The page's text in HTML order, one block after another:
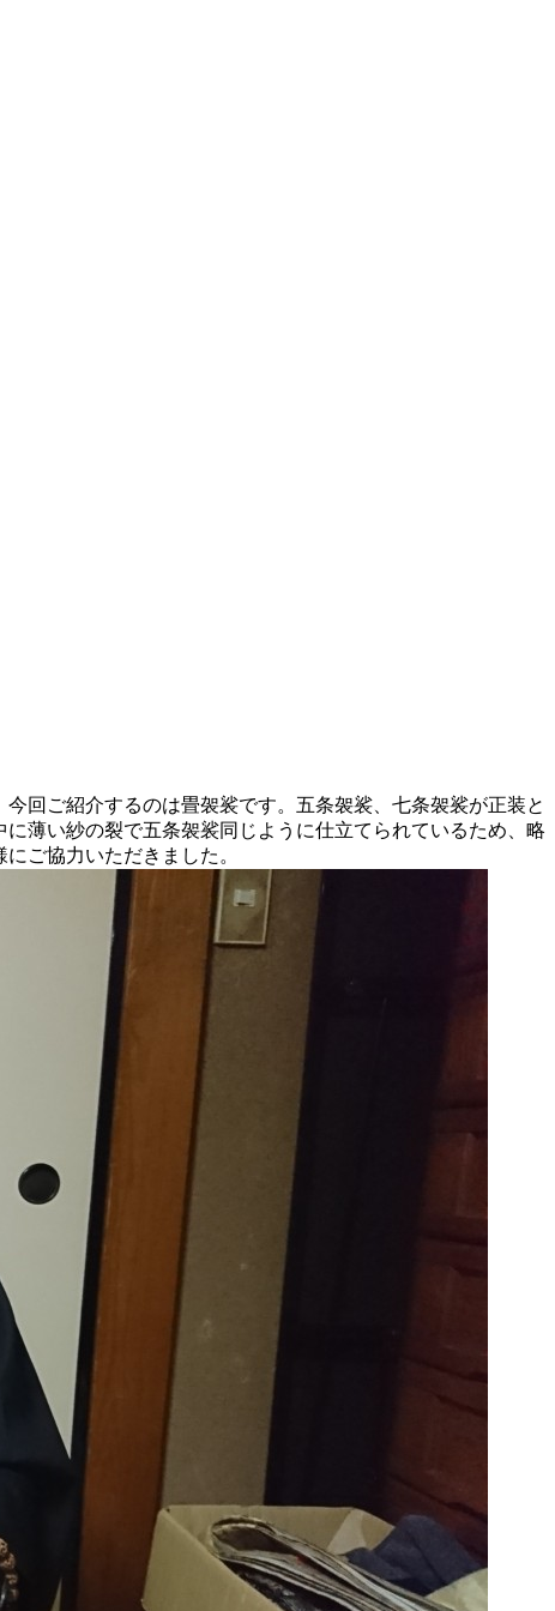
回ご紹介するのは畳袈裟です。五条袈裟、七条袈裟が正装と
薄い紗の裂で五条袈裟同じように仕立てられているため、略
ご協力いただきました。